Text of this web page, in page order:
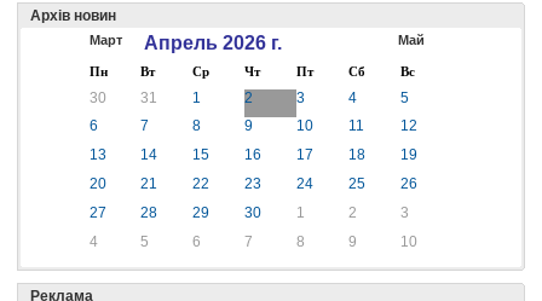
Архів новин
Март Апрель 2026 г. Май
Пн Вт Ср Чт Пт Сб Вс
30 31 1 2 3 4
5
6
7 8 9 10 11
12
13
14 15 16 17 18
19
20
21 22 23 24 25
26
27
28 29 30 1 2
3
4
5 6 7 8 9 10
Реклама